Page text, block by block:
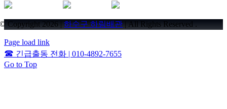
© Copyright 2026 |하수구 하림배관 | All Rights Reserved .
Page load link
☎ 긴급출동 전화 | 010-4892-7655
Go to Top